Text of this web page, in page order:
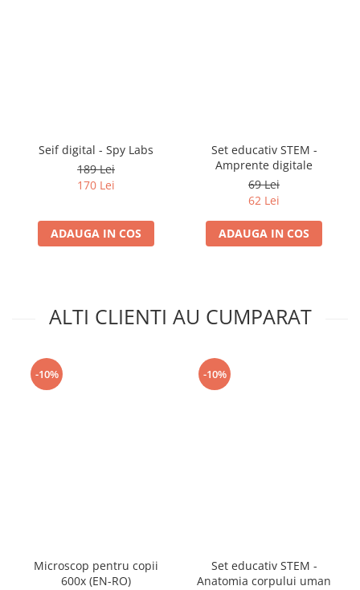
Seif digital - Spy Labs
189 Lei
170 Lei
ADAUGA IN COS
Set educativ STEM -
Amprente digitale
69 Lei
62 Lei
ADAUGA IN COS
ALTI CLIENTI AU CUMPARAT
-10%
Microscop pentru copii
600x (EN-RO)
-10%
Set educativ STEM -
Anatomia corpului uman